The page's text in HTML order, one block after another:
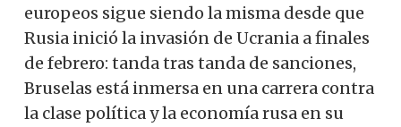
europeos sigue siendo la misma desde que
Rusia inició la invasión de Ucrania a finales
de febrero: tanda tras tanda de sanciones,
Bruselas está inmersa en una carrera contra
la clase política y la economía rusa en su